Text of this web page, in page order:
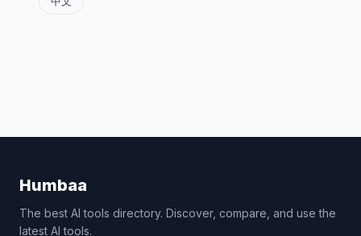
Humbaa
The best AI tools directory. Discover, compare, and use the
latest AI tools.